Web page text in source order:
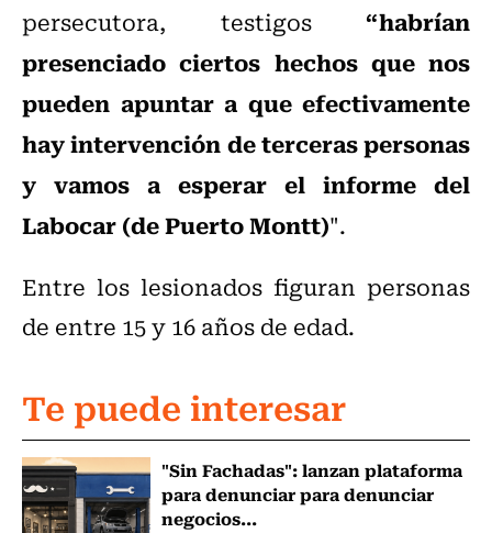
persecutora, testigos “habrían
presenciado ciertos hechos que nos
pueden apuntar a que efectivamente
hay intervención de terceras personas
y vamos a esperar el informe del
Labocar (de Puerto Montt)".
Entre los lesionados figuran personas
de entre 15 y 16 años de edad.
Te puede interesar
"Sin Fachadas": lanzan plataforma
para denunciar para denunciar
negocios...